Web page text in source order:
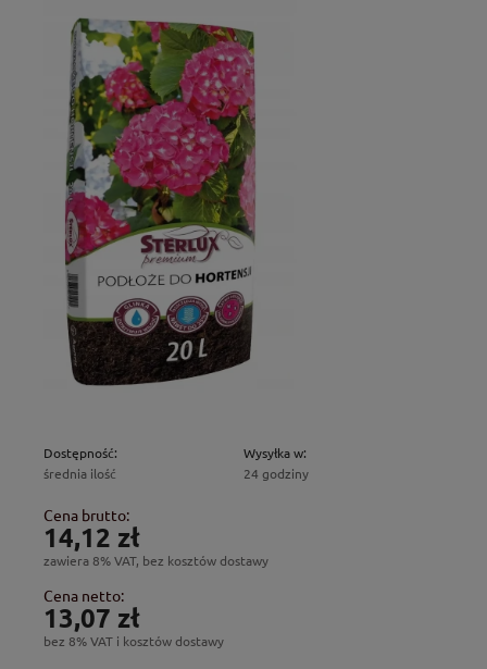
Dostępność:
średnia ilość
Wysyłka w:
24 godziny
Cena brutto:
14,12 zł
zawiera 8% VAT, bez kosztów dostawy
Cena netto:
13,07 zł
bez 8% VAT i kosztów dostawy